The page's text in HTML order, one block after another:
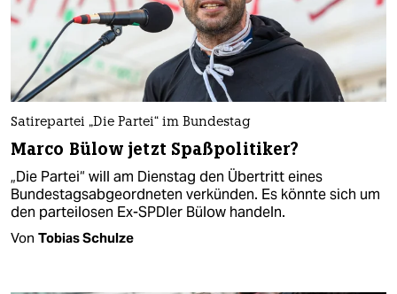
Satirepartei „Die Partei“ im Bundestag
Marco Bülow jetzt Spaßpolitiker?
„Die Partei“ will am Dienstag den Übertritt eines
Bundestagsabgeordneten verkünden. Es könnte sich um
den parteilosen Ex-SPDler Bülow handeln.
Von Tobias Schulze